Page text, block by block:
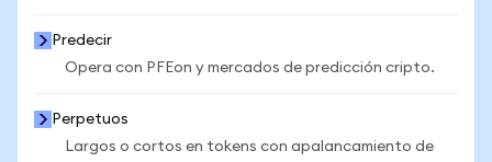
Predecir
Opera con PFEon y mercados de predicción cripto.
Perpetuos
Largos o cortos en tokens con apalancamiento de